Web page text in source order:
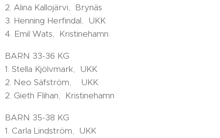
2. Alina Kallojärvi, Brynäs
3. Henning Herfindal, UKK
4. Emil Wats, Kristinehamn
BARN 33-36 KG
1. Stella Kjölvmark, UKK
2. Neo Säfström, UKK
2. Gieth Flihan, Kristinehamn
BARN 35-38 KG
1. Carla Lindström, UKK